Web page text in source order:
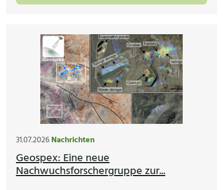
31.07.2026Nachrichten
Geospex: Eine neue
Nachwuchsforschergruppe zur...